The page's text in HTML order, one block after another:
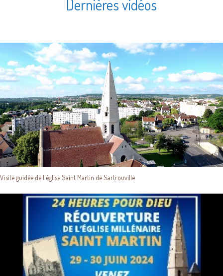
Dernières vidéos
Visite guidée de l'église Saint Martin de Sartrouville